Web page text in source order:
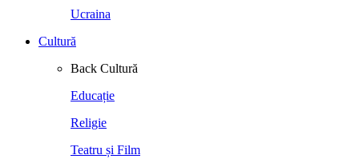
Ucraina
Cultură
Back Cultură
Educație
Religie
Teatru și Film